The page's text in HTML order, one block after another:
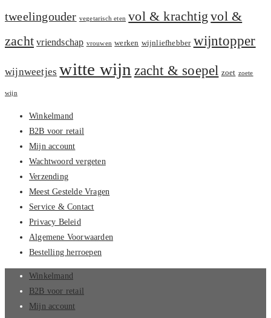
tweelingouder vegetarisch eten vol & krachtig vol &
zacht vriendschap vrouwen werken wijnliefhebber wijntopper
wijnweetjes witte wijn zacht & soepel zoet zoete
wijn
Winkelmand
B2B voor retail
Mijn account
Wachtwoord vergeten
Verzending
Meest Gestelde Vragen
Service & Contact
Privacy Beleid
Algemene Voorwaarden
Bestelling herroepen
Winkelmand
B2B voor retail
Mijn account